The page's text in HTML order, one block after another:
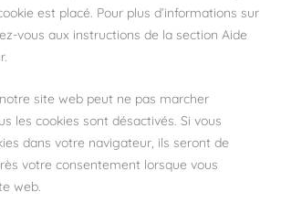
est placé. Pour plus d’informations sur
vous aux instructions de la section Aide
site web peut ne pas marcher
les cookies sont désactivés. Si vous
dans votre navigateur, ils seront de
votre consentement lorsque vous
web.